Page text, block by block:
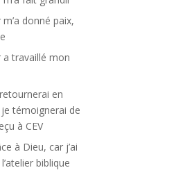
donné paix,
a travaillé mon
en
témoignerai de
à CEV
à Dieu, car j’ai
biblique